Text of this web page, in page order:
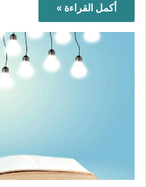
أكمل القراءة »